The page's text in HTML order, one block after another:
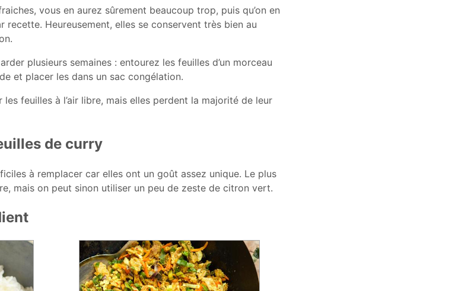
vous en aurez sûrement beaucoup trop, puis qu’on en
recette. Heureusement, elles se conservent très bien au
plusieurs semaines : entourez les feuilles d’un morceau
et placer les dans un sac congélation.
feuilles à l’air libre, mais elles perdent la majorité de leur
de curry
à remplacer car elles ont un goût assez unique. Le plus
mais on peut sinon utiliser un peu de zeste de citron vert.